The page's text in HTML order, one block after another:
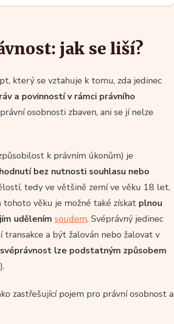
jak se liší?
který se vztahuje k tomu, zda jedinec
a povinností v rámci právního
osobnosti zbaven, ani se jí nelze
k právním úkonům) je
bez nutnosti souhlasu nebo
tedy ve většině zemí ve věku 18 let,
věku je možné také získat plnou
udělením soudem. Svéprávný jedinec
a být žalován nebo žalovat v
svéprávnost lze podstatným způsobem
zastřešující pojem pro právní osobnost a